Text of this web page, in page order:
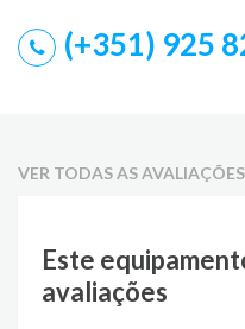
(+351) 925
VER TODAS AS AVALIAÇÕES
Este
avaliações